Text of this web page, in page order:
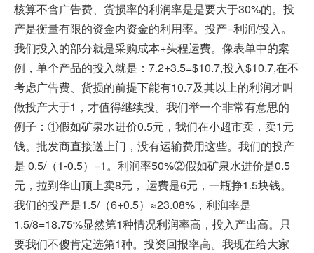
核算不含广告费、货损率的利润率是是要大于30%的。投
产是衡量有限的资金内资金的利用率。投产=利润/投入。
我们投入的部分就是采购成本+头程运费。像表单中的案
例，单个产品的投入就是：7.2+3.5=$10.7,投入$10.7,在不
考虑广告费、货损的前提下能有10.7及其以上的利润才叫
做投产大于1，才值得继续投。我们举一个非常有意思的
例子：①假如矿泉水进价0.5元，我们在小超市卖，卖1元
钱。批发商直接送上门，没有运输费用这些。我们的投产
是 0.5/（1-0.5）=1。利润率50%②假如矿泉水进价是0.5
元，拉到华山顶上卖8元， 运费是6元，一瓶挣1.5块钱。
我们的投产是1.5/（6+0.5）≈23.08%，利润率是
1.5/8=18.75%显然第1种情况利润率高，投入产出高。只
要我们不傻肯定选第1种。投资回报率高。我现在给大家